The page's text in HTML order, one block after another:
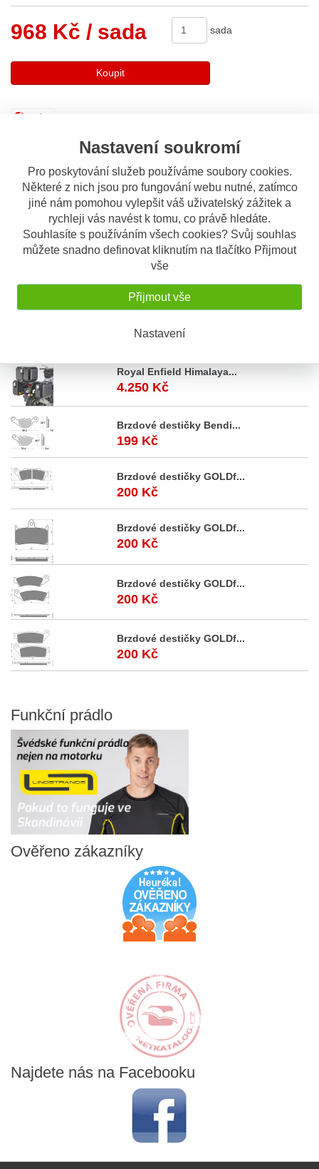
Nastavení soukromí
Pro poskytování služeb používáme soubory cookies.
Některé z nich jsou pro fungování webu nutné, zatímco
jiné nám pomohou vylepšit váš uživatelský zážitek a
rychleji vás navést k tomu, co právě hledáte.
Souhlasíte s používáním všech cookies? Svůj souhlas
můžete snadno definovat kliknutím na tlačítko Přijmout
vše
Přijmout vše
Nastavení
968 Kč / sada sada
Koupit
Sdílet
Popis Odeslat dotaz
Popis výrobku
Sada originálních ložisek do krku řízení
od značky Tourmax.
Sada kuželíkových ložisek do krku
dodavatel ložisek jako v prvovýrobě) japonského výrobce.
Royal Enfield Himalaya...
4.250 Kč
Brzdové destičky Bendi...
199 Kč
Brzdové destičky GOLDf...
200 Kč
Brzdové destičky GOLDf...
200 Kč
Brzdové destičky GOLDf...
200 Kč
Brzdové destičky GOLDf...
200 Kč
Funkční prádlo
Ověřeno zákazníky
Najdete nás na Facebooku